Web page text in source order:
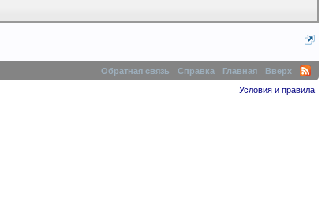
Обратная связь Справка Главная
Вверх
Условия и правила